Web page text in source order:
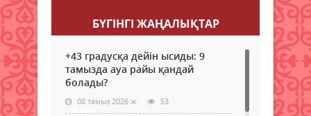
БҮГІНГI ЖАҢАЛЫҚТАР
+43 градусқа дейін ысиды: 9
тамызда ауа райы қандай
болады?
08 тамыз 2026 ж. 53